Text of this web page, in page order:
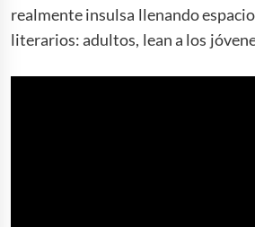
realmente insulsa llenando
literarios: adultos, lean a los